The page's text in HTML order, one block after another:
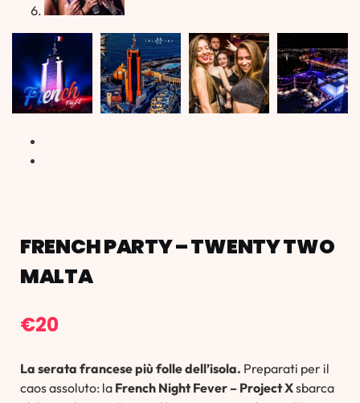
FRENCH PARTY – TWENTY TWO
MALTA
€20
La serata francese più folle dell’isola. Preparati per il
caos assoluto: la French Night Fever – Project Xsbarca